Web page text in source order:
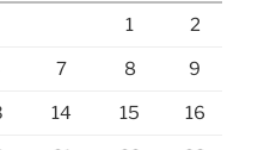
1 2
7 8 9
14 15 16